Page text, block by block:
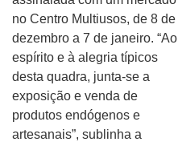
no Centro Multiusos, de 8 de
dezembro a 7 de janeiro. “Ao
espírito e à alegria típicos
desta quadra, junta-se a
exposição e venda de
produtos endógenos e
artesanais”, sublinha a